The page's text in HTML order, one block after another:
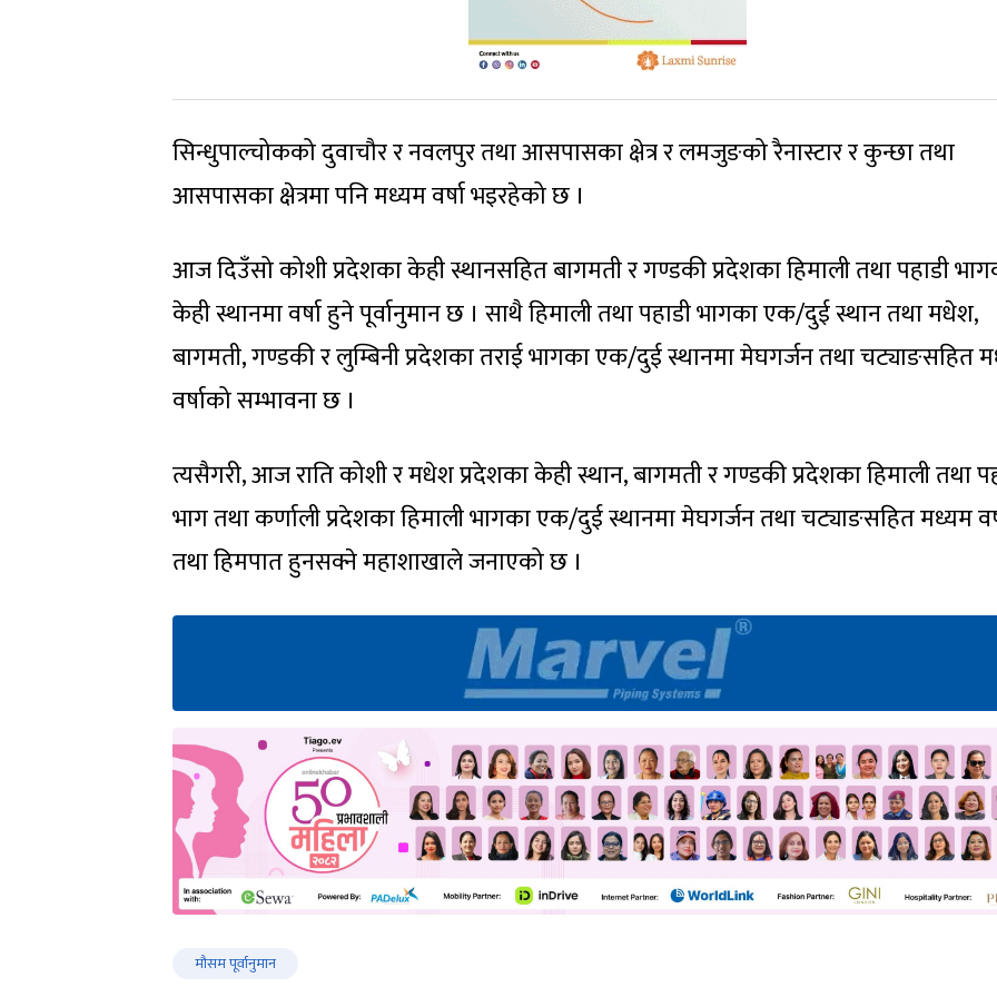
सिन्धुपाल्चोकको दुवाचौर र नवलपुर तथा आसपासका क्षेत्र र लमजुङको रैनास्टार र कुन्छा तथा
आसपासका क्षेत्रमा पनि मध्यम वर्षा भइरहेको छ ।
आज दिउँसो कोशी प्रदेशका केही स्थानसहित बागमती र गण्डकी प्रदेशका हिमाली तथा पहाडी
केही स्थानमा वर्षा हुने पूर्वानुमान छ । साथै हिमाली तथा पहाडी भागका एक/दुई स्थान तथा मधेश,
बागमती, गण्डकी र लुम्बिनी प्रदेशका तराई भागका एक/दुई स्थानमा मेघगर्जन तथा चट्याङसहित
वर्षाको सम्भावना छ ।
त्यसैगरी, आज राति कोशी र मधेश प्रदेशका केही स्थान, बागमती र गण्डकी प्रदेशका हिमाली तथा
भाग तथा कर्णाली प्रदेशका हिमाली भागका एक/दुई स्थानमा मेघगर्जन तथा चट्याङसहित मध्यम
तथा हिमपात हुनसक्ने महाशाखाले जनाएको छ ।
मौसम पूर्वानुमान